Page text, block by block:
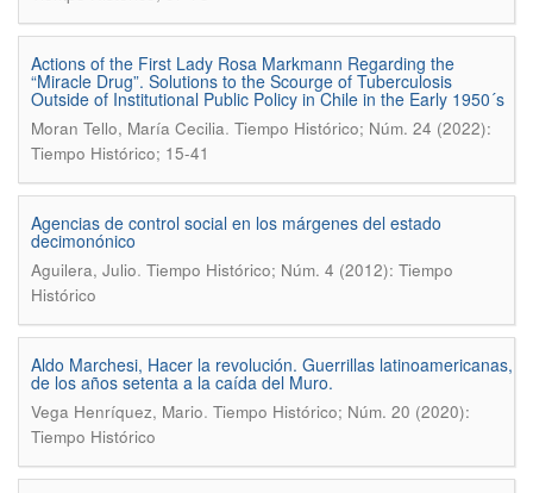
Actions of the First Lady Rosa Markmann Regarding the
“Miracle Drug”. Solutions to the Scourge of Tuberculosis
Outside of Institutional Public Policy in Chile in the Early 1950´s
Moran Tello, María Cecilia. Tiempo Histórico; Núm. 24 (2022):
Tiempo Histórico; 15-41
Agencias de control social en los márgenes del estado
decimonónico
Aguilera, Julio. Tiempo Histórico; Núm. 4 (2012): Tiempo
Histórico
Aldo Marchesi, Hacer la revolución. Guerrillas latinoamericanas,
de los años setenta a la caída del Muro.
Vega Henríquez, Mario. Tiempo Histórico; Núm. 20 (2020):
Tiempo Histórico